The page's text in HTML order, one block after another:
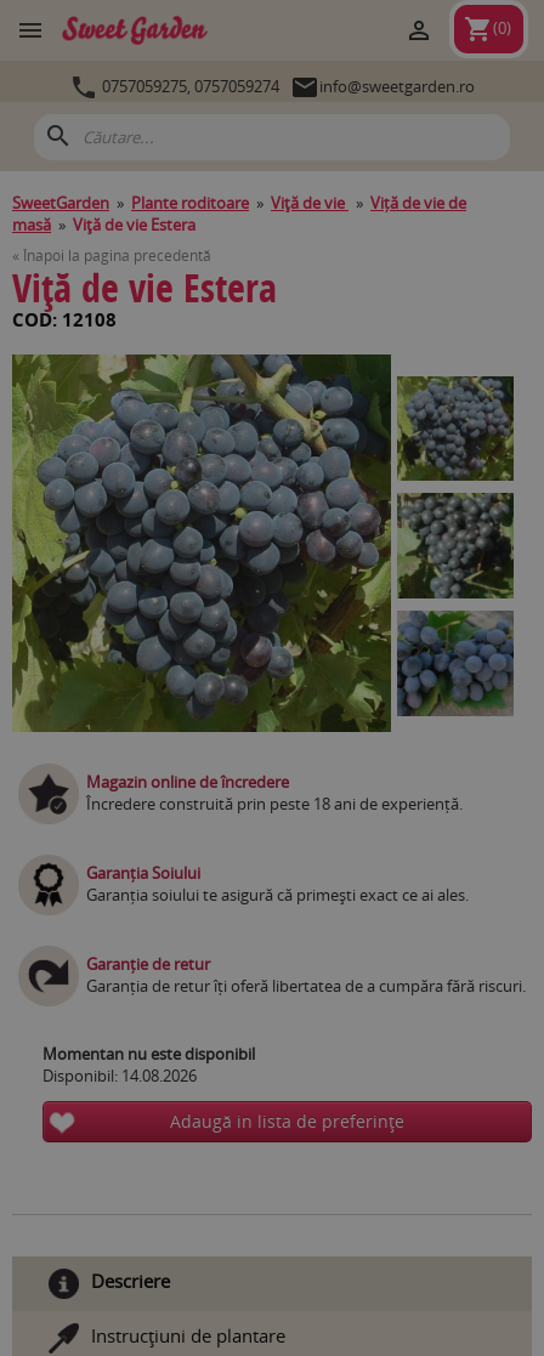
 shopping_cart(0)

 0757059275, 0757059274 info@sweetgarden.ro
search
SweetGarden » Plante roditoare » Viţă de vie » Viță de vie de
masă » Viţă de vie Estera
« Înapoi la pagina precedentă
Viţă de vie Estera
COD: 12108
Magazin online de încredere
Încredere construită prin peste 18 ani de experiență.
Garanția Soiului
Garanția soiului te asigură că primești exact ce ai ales.
Garanție de retur
Garanția de retur îți oferă libertatea de a cumpăra fără riscuri.
Momentan nu este disponibil
Disponibil: 14.08.2026
Adaugă in lista de preferinţe
Descriere
Instrucţiuni de plantare